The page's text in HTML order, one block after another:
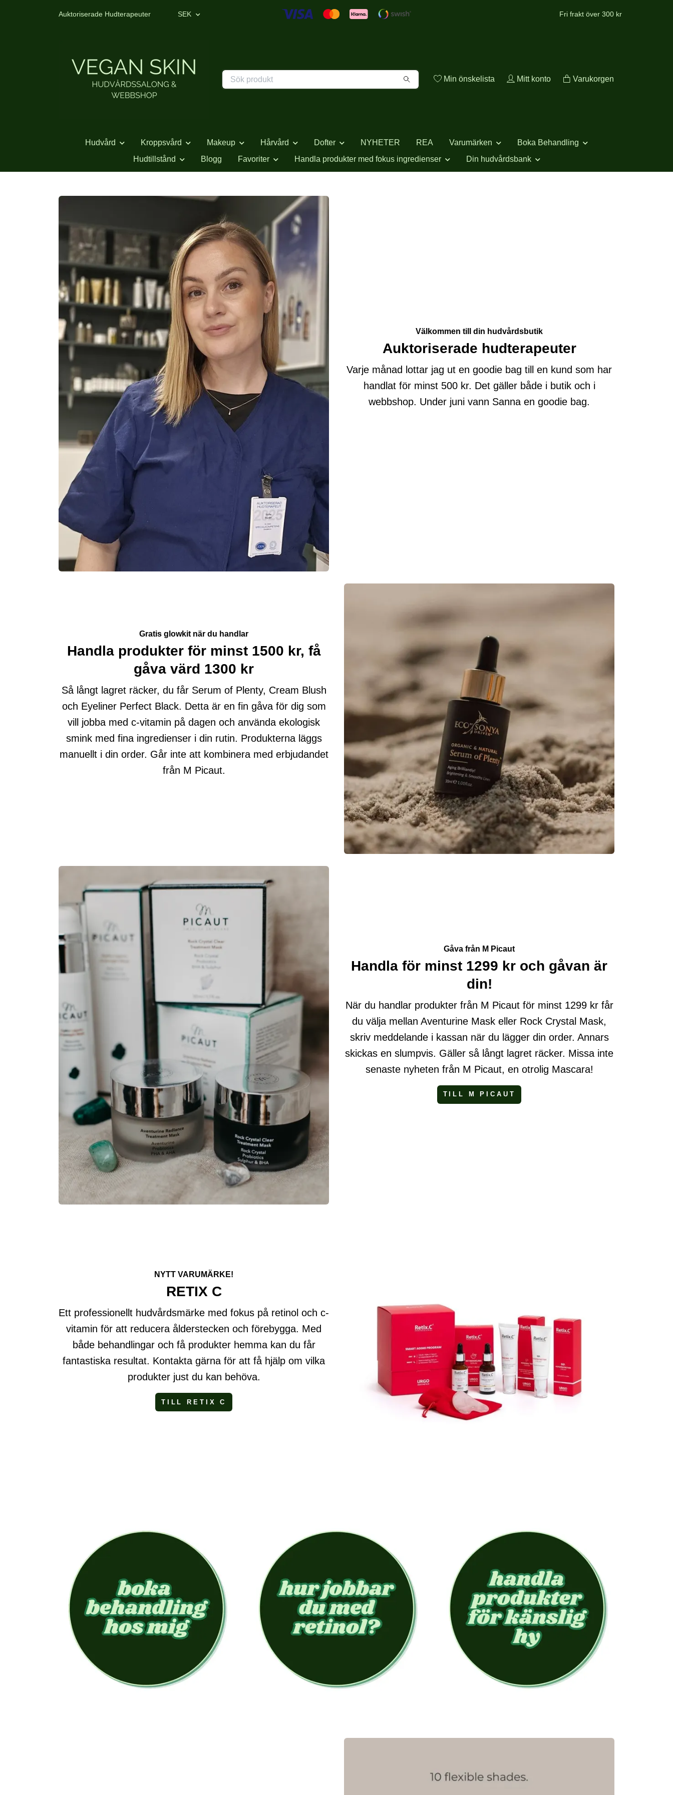
Auktoriserade Hudterapeuter SEK Fri frakt över 300 kr
Min önskelista Mitt konto Varukorgen
Hudvård Kroppsvård Makeup Hårvård Dofter NYHETER REA Varumärken
Boka Behandling
Hudtillstånd
Blogg Favoriter Handla produkter med fokus ingredienser Din hudvårdsbank
Välkommen till din hudvårdsbutik
Auktoriserade hudterapeuter
Varje månad lottar jag ut en goodie bag till en kund som har
handlat för minst 500 kr. Det gäller både i butik och i
webbshop. Under juni vann Sanna en goodie bag.
Gratis glowkit när du handlar
Handla produkter för minst 1500 kr, få
gåva värd 1300 kr
Så långt lagret räcker, du får Serum of Plenty, Cream Blush
och Eyeliner Perfect Black. Detta är en fin gåva för dig som
vill jobba med c-vitamin på dagen och använda ekologisk
smink med fina ingredienser i din rutin. Produkterna läggs
manuellt i din order. Går inte att kombinera med erbjudandet
från M Picaut.
Gåva från M Picaut
Handla för minst 1299 kr och gåvan är
din!
När du handlar produkter från M Picaut för minst 1299 kr får
du välja mellan Aventurine Mask eller Rock Crystal Mask,
skriv meddelande i kassan när du lägger din order. Annars
skickas en slumpvis. Gäller så långt lagret räcker. Missa inte
senaste nyheten från M Picaut, en otrolig Mascara!
TILL M PICAUT
NYTT VARUMÄRKE!
RETIX C
Ett professionellt hudvårdsmärke med fokus på retinol och c-
vitamin för att reducera ålderstecken och förebygga. Med
både behandlingar och få produkter hemma kan du får
fantastiska resultat. Kontakta gärna för att få hjälp om vilka
produkter just du kan behöva.
TILL RETIX C